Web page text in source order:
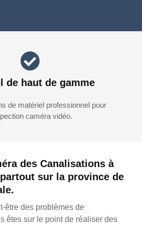
des Canalisations à
sur la province de
être des problèmes de
êtes sur le point de réaliser des
de haut de gamme
de matériel professionnel pour
caméra vidéo.